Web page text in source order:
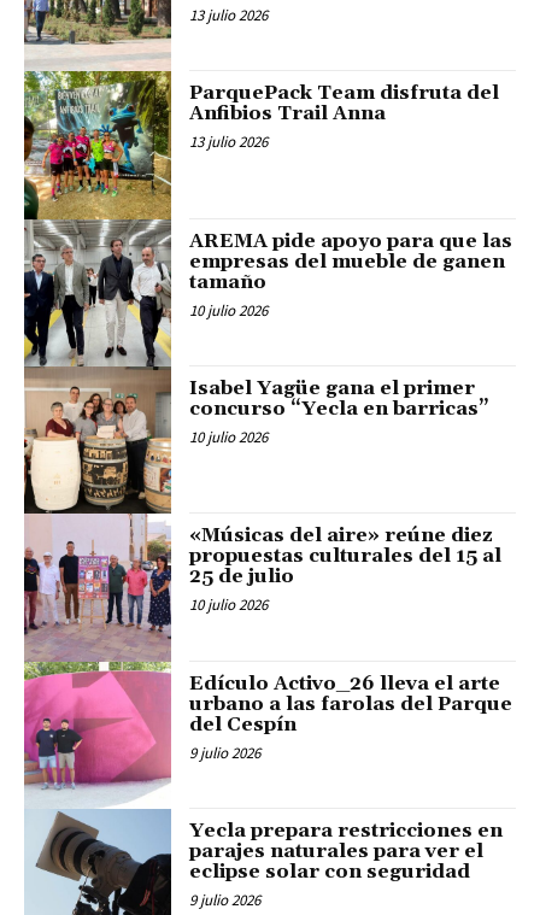
13 julio 2026
ParquePack Team disfruta del
Anfibios Trail Anna
13 julio 2026
AREMA pide apoyo para que las
empresas del mueble de ganen
tamaño
10 julio 2026
Isabel Yagüe gana el primer
concurso “Yecla en barricas”
10 julio 2026
«Músicas del aire» reúne diez
propuestas culturales del 15 al
25 de julio
10 julio 2026
Edículo Activo_26 lleva el arte
urbano a las farolas del Parque
del Cespín
9 julio 2026
Yecla prepara restricciones en
parajes naturales para ver el
eclipse solar con seguridad
9 julio 2026